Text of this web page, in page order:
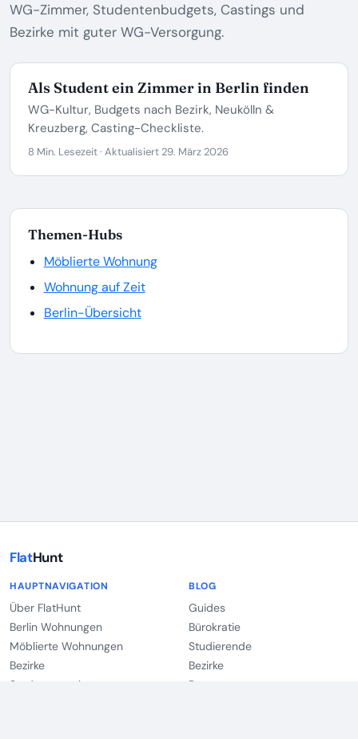
WG-Zimmer, Studentenbudgets, Castings und
Bezirke mit guter WG-Versorgung.
Als Student ein Zimmer in Berlin finden
WG-Kultur, Budgets nach Bezirk, Neukölln &
Kreuzberg, Casting-Checkliste.
8 Min. Lesezeit · Aktualisiert 29. März 2026
Themen-Hubs
Möblierte Wohnung
Wohnung auf Zeit
Berlin-Übersicht
FlatHunt
HAUPTNAVIGATION
Über FlatHunt
Berlin Wohnungen
Möblierte Wohnungen
Bezirke
Studentenwohnungen
BLOG
Guides
Bürokratie
Studierende
Bezirke
Partner